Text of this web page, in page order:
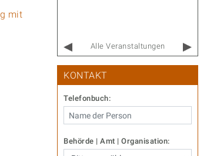
Alle Veranstaltungen
KONTAKT
Telefonbuch:
Behörde | Amt | Organisation: